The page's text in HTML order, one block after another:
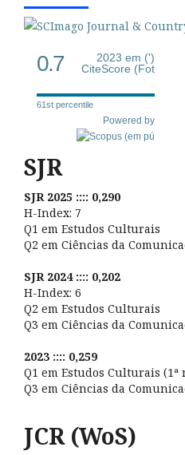
0.7
2023 em (')
CiteScore (Fot
61st percentile
Powered by
SJR
SJR 2025 :::: 0,290
H-Index: 7
Q1 em Estudos Culturais
Q2 em Ciências da
SJR 2024 :::: 0,202
H-Index: 6
Q2 em Estudos Culturais
Q3 em Ciências da
2023 :::: 0,259
Q1 em Estudos Culturais
Q3 em Ciências da
JCR (WoS)